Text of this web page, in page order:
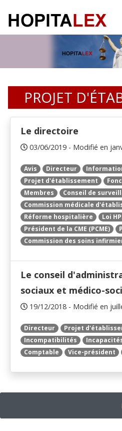
PROJET
Le directoire
03/06/2019 - Modifié en
Avis Directeur
Projet d'établissement
Membres
Conseil de
Commission médicale
Réforme hospitalière
Loi
Président de la CME (PCME)
Commission des soins
Le conseil
sociaux et médico-
19/12/2018 - Modifié en
Directeur Projet
Incompatibilités
Comptable
Vice-président